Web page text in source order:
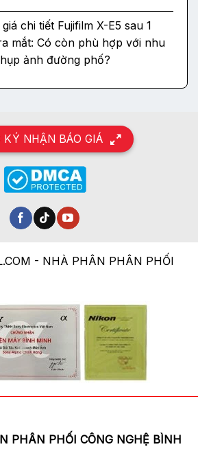
chi tiết Fujifilm X-E5 sau 1
mắt: Có còn phù hợp với nhu
ảnh đường phố?
KÝ NHẬN BÁO GIÁ
- NHÀ PHÂN PHÂN PHỐI
PHÂN PHỐI CÔNG NGHỆ BÌNH